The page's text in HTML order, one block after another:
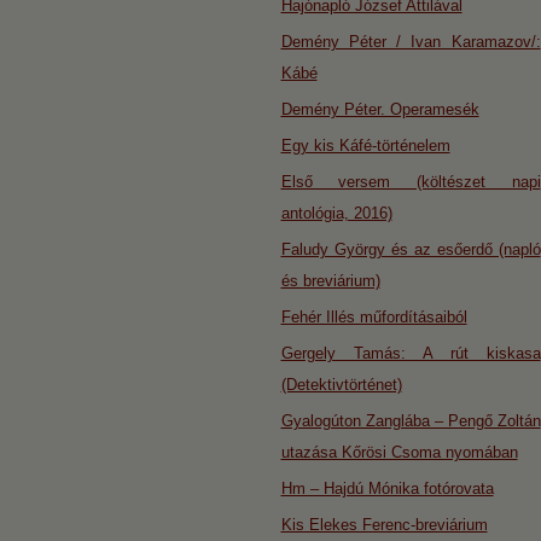
Hajónapló József Attilával
Demény Péter / Ivan Karamazov/:
Kábé
Demény Péter. Operamesék
Egy kis Káfé-történelem
Első versem (költészet napi
antológia, 2016)
Faludy György és az esőerdő (napló
és breviárium)
Fehér Illés műfordításaiból
Gergely Tamás: A rút kiskasa
(Detektivtörténet)
Gyalogúton Zanglába – Pengő Zoltán
utazása Kőrösi Csoma nyomában
Hm – Hajdú Mónika fotórovata
Kis Elekes Ferenc-breviárium